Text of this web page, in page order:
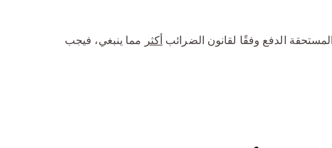
الدفع وفقًا لقانون الضرائب أكثر مما ينبغي، فيجب